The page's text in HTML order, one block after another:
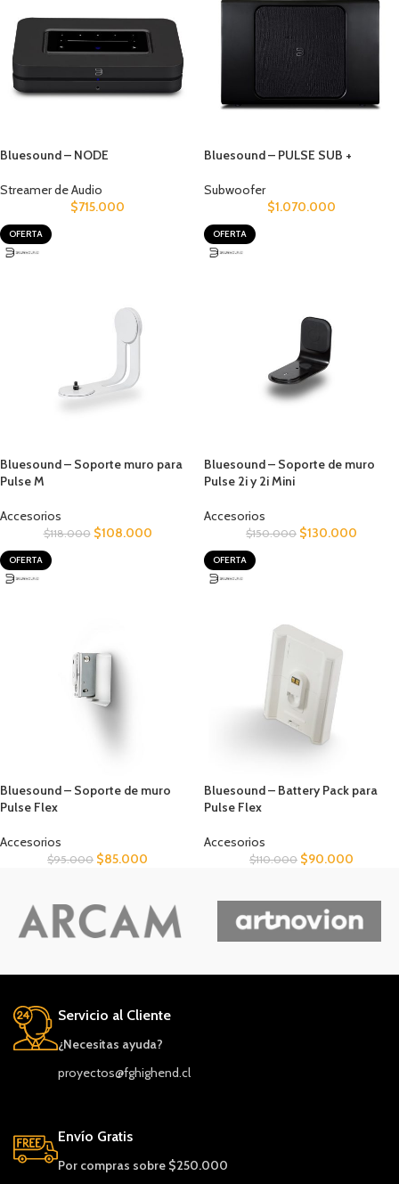
Bluesound – NODE
Streamer de Audio
$715.000
Bluesound – PULSE SUB +
Subwoofer
$1.070.000
OFERTA
Bluesound – Soporte muro para
Pulse M
Accesorios
$118.000 $108.000
OFERTA
Bluesound – Soporte de muro
Pulse 2i y 2i Mini
Accesorios
$150.000 $130.000
OFERTA
Bluesound – Soporte de muro
Pulse Flex
Accesorios
$95.000 $85.000
OFERTA
Bluesound – Battery Pack para
Pulse Flex
Accesorios
$110.000 $90.000
Servicio al Cliente
¿Necesitas ayuda?
proyectos@fghighend.cl
Envío Gratis
Por compras sobre $250.000